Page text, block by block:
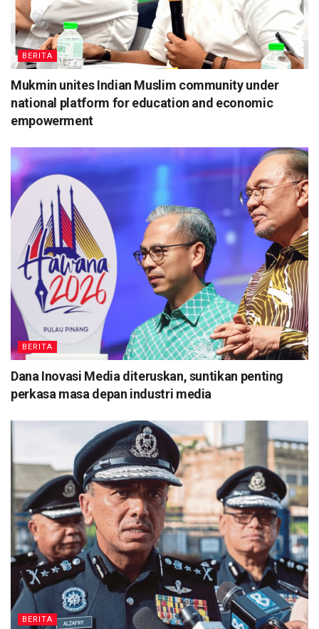
BERITA
Mukmin unites Indian Muslim community under
national platform for education and economic
empowerment
BERITA
Dana Inovasi Media diteruskan, suntikan penting
perkasa masa depan industri media
BERITA